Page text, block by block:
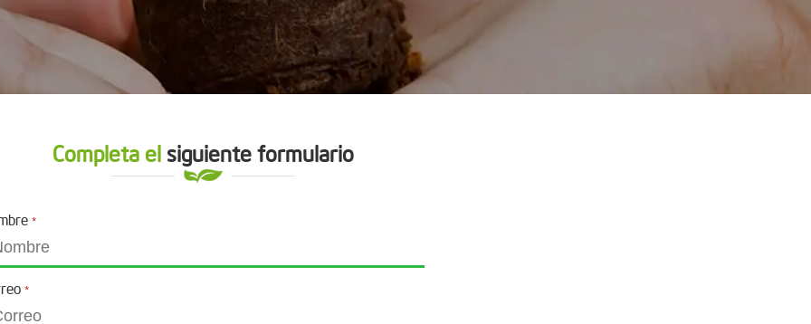
Completa elsiguiente formulario
*
*